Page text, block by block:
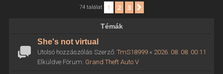
74 találat 1 2 3
Témák
She's not virtual
Utolsó hozzászólás Szerző: TmS18999« 2026. 08. 08. 00:11
Elküldve Fórum: Grand Theft Auto V